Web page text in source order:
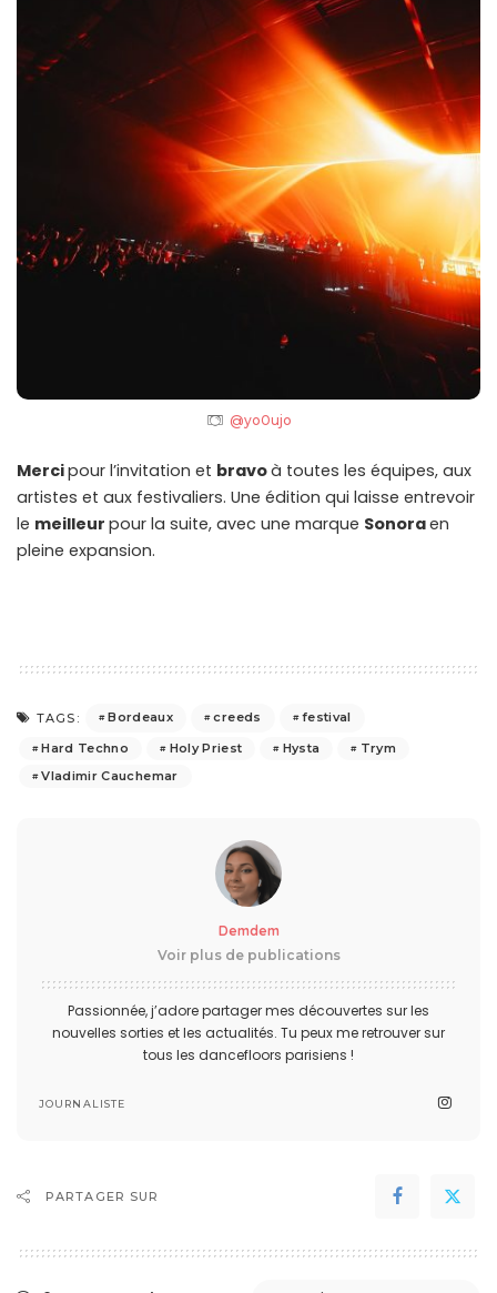
@yo0ujo
Mercipour l’invitation et bravoà toutes les équipes, aux
artistes et aux festivaliers. Une édition qui laisse entrevoir
le meilleur pour la suite, avec une marque Sonoraen
pleine expansion.
TAGS: Bordeaux creeds
festival
Hard Techno
Holy Priest Hysta
Trym
Vladimir Cauchemar
Demdem
Voir plus de publications
Passionnée, j’adore partager mes découvertes sur les
nouvelles sorties et les actualités. Tu peux me retrouver sur
tous les dancefloors parisiens !
JOURNALISTE
PARTAGER SUR